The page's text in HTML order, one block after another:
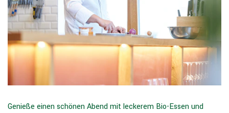
Genieße einen schönen Abend mit leckerem Bio-Essen und